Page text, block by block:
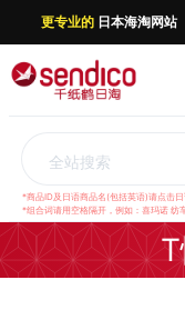
更专业的日本海淘网站
全站搜索
*商品ID及日语商品名(包括英语)请点击日
*组合词请用空格隔开，例如：喜玛诺 纺